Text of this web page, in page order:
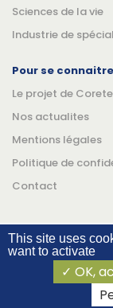
Sciences de la vie
Industrie de
Pour se connaitre
Le projet de
Nos actualites
Mentions légales
Politique de
Contact
Suivez-nous
©Coretec 2026
This site uses
want to activate
OK,